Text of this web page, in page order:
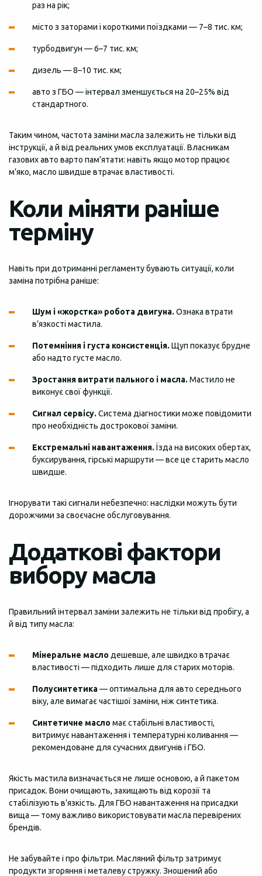
раз на рік;
місто з заторами і короткими поїздками — 7–8 тис. км;
турбодвигун — 6–7 тис. км;
дизель — 8–10 тис. км;
авто з ГБО — інтервал зменшується на 20–25% від
стандартного.
Таким чином, частота заміни масла залежить не тільки від
інструкції, а й від реальних умов експлуатації. Власникам
газових авто варто пам’ятати: навіть якщо мотор працює
м’яко, масло швидше втрачає властивості.
Коли міняти раніше
терміну
Навіть при дотриманні регламенту бувають ситуації, коли
заміна потрібна раніше:
Шум і «жорстка» робота двигуна. Ознака втрати
в’язкості мастила.
Потемніння і густа консистенція. Щуп показує брудне
або надто густе масло.
Зростання витрати пального і масла. Мастило не
виконує свої функції.
Сигнал сервісу. Система діагностики може повідомити
про необхідність дострокової заміни.
Екстремальні навантаження. Їзда на високих обертах,
буксирування, гірські маршрути — все це старить масло
швидше.
Ігнорувати такі сигнали небезпечно: наслідки можуть бути
дорожчими за своєчасне обслуговування.
Додаткові фактори
вибору масла
Правильний інтервал заміни залежить не тільки від пробігу, а
й від типу масла:
Мінеральне масло дешевше, але швидко втрачає
властивості — підходить лише для старих моторів.
Полусинтетика— оптимальна для авто середнього
віку, але вимагає частішої заміни, ніж синтетика.
Синтетичне масло має стабільні властивості,
витримує навантаження і температурні коливання —
рекомендоване для сучасних двигунів і ГБО.
Якість мастила визначається не лише основою, а й пакетом
присадок. Вони очищають, захищають від корозії та
стабілізують в’язкість. Для ГБО навантаження на присадки
вища — тому важливо використовувати масла перевірених
брендів.
Не забувайте і про фільтри. Масляний фільтр затримує
продукти згоряння і металеву стружку. Зношений або